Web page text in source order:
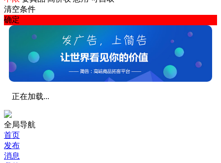
清空条件
确定
正在加载...
全局导航
首页
发布
消息